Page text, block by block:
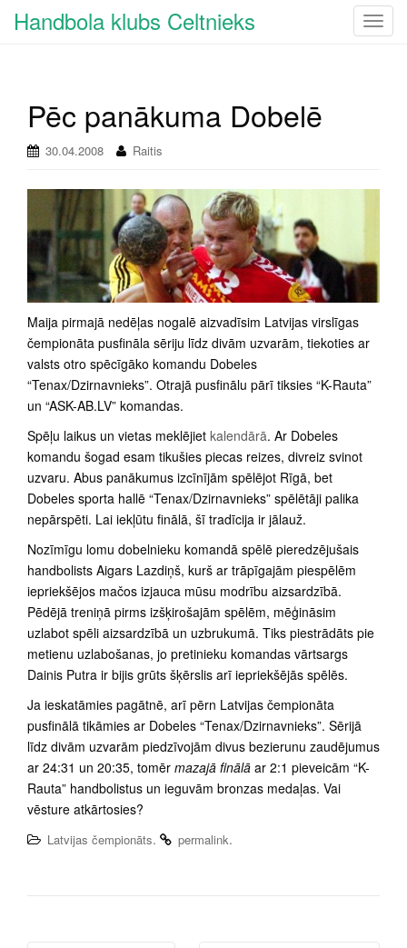
T
v
Handbola klubs Celtnieks
Pēc panākuma Dobelē
30.04.2008 Raitis
Maija pirmajā nedēļas nogalē aizvadīsim Latvijas virslīgas
čempionāta pusfināla sēriju līdz divām uzvarām, tiekoties ar
valsts otro spēcīgāko komandu Dobeles
“Tenax/Dzirnavnieks”. Otrajā pusfinālu pārī tiksies “K-Rauta”
un “ASK-AB.LV” komandas.
Spēļu laikus un vietas meklējiet kalendārā. Ar Dobeles
komandu šogad esam tikušies piecas reizes, divreiz svinot
uzvaru. Abus panākumus izcīnījām spēlējot Rīgā, bet
Dobeles sporta hallē “Tenax/Dzirnavnieks” spēlētāji palika
nepārspēti. Lai iekļūtu finālā, šī tradīcija ir jālauž.
Nozīmīgu lomu dobelnieku komandā spēlē pieredzējušais
handbolists Aigars Lazdiņš, kurš ar trāpīgajām piespēlēm
iepriekšējos mačos izjauca mūsu modrību aizsardzībā.
Pēdējā treniņā pirms izšķirošajām spēlēm, mēģināsim
uzlabot spēli aizsardzībā un uzbrukumā. Tiks piestrādāts pie
metienu uzlabošanas, jo pretinieku komandas vārtsargs
Dainis Putra ir bijis grūts šķērslis arī iepriekšējās spēlēs.
Ja ieskatāmies pagātnē, arī pērn Latvijas čempionāta
pusfinālā tikāmies ar Dobeles “Tenax/Dzirnavnieks”. Sērijā
līdz divām uzvarām piedzīvojām divus bezierunu zaudējumus
ar 24:31 un 20:35, tomēr mazajā finālā ar 2:1 pieveicām “K-
Rauta” handbolistus un ieguvām bronzas medaļas. Vai
vēsture atkārtosies?
Latvijas čempionāts. permalink.